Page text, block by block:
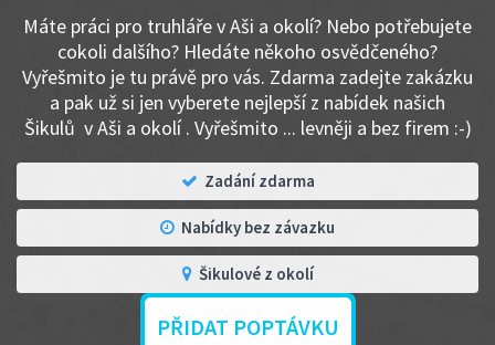
Máte práci pro truhláře v Aši a okolí? Nebo potřebujete
cokoli dalšího? Hledáte někoho osvědčeného?
Vyřešmito je tu právě pro vás. Zdarma zadejte zakázku
a pak už si jen vyberete nejlepší z nabídek našich
Šikulů v Aši a okolí . Vyřešmito ... levněji a bez firem :-)
Zadání zdarma
Nabídky bez závazku
Šikulové z okolí
PŘIDAT POPTÁVKU